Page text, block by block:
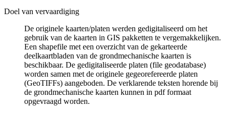
Doel van vervaardiging
De originele kaarten/platen werden gedigitaliseerd om het
gebruik van de kaarten in GIS pakketten te vergemakkelijken.
Een shapefile met een overzicht van de gekarteerde
deelkaartbladen van de grondmechanische kaarten is
beschikbaar. De gedigitaliseerde platen (file geodatabase)
worden samen met de originele gegeorefereerde platen
(GeoTIFFs) aangeboden. De verklarende teksten horende bij
de grondmechanische kaarten kunnen in pdf formaat
opgevraagd worden.